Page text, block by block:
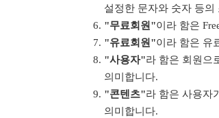
설정한 문자와 숫자 등의
"무료회원"이라 함은
"유료회원"이라 함은 유
"사용자"라 함은 회원으
의미합니다.
"콘텐츠"라 함은 사용자
의미합니다.